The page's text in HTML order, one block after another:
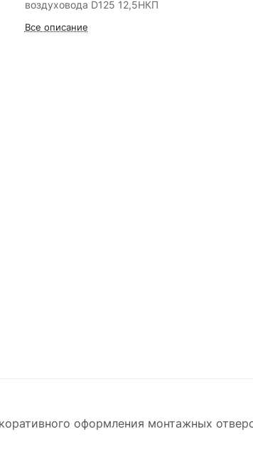
воздуховода D125 12,5НКП
Все описание
оформления монтажных